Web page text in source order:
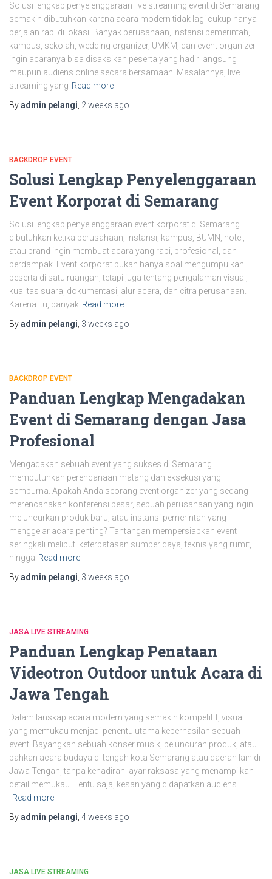
Solusi lengkap penyelenggaraan live streaming event di Semarang
semakin dibutuhkan karena acara modern tidak lagi cukup hanya
berjalan rapi di lokasi. Banyak perusahaan, instansi pemerintah,
kampus, sekolah, wedding organizer, UMKM, dan event organizer
ingin acaranya bisa disaksikan peserta yang hadir langsung
maupun audiens online secara bersamaan. Masalahnya, live
streaming yang Read more
Byadmin pelangi 2 weeks ago
BACKDROP EVENT
Solusi Lengkap Penyelenggaraan
Event Korporat di Semarang
Solusi lengkap penyelenggaraan event korporat di Semarang
dibutuhkan ketika perusahaan, instansi, kampus, BUMN, hotel,
atau brand ingin membuat acara yang rapi, profesional, dan
berdampak. Event korporat bukan hanya soal mengumpulkan
peserta di satu ruangan, tetapi juga tentang pengalaman visual,
kualitas suara, dokumentasi, alur acara, dan citra perusahaan.
Karena itu, banyak Read more
Byadmin pelangi 3 weeks ago
BACKDROP EVENT
Panduan Lengkap Mengadakan
Event di Semarang dengan Jasa
Profesional
Mengadakan sebuah event yang sukses di Semarang
membutuhkan perencanaan matang dan eksekusi yang
sempurna. Apakah Anda seorang event organizer yang sedang
merencanakan konferensi besar, sebuah perusahaan yang ingin
meluncurkan produk baru, atau instansi pemerintah yang
menggelar acara penting? Tantangan mempersiapkan event
seringkali meliputi keterbatasan sumber daya, teknis yang rumit,
hingga Read more
Byadmin pelangi 3 weeks ago
JASA LIVE STREAMING
Panduan Lengkap Penataan
Videotron Outdoor untuk Acara di
Jawa Tengah
Dalam lanskap acara modern yang semakin kompetitif, visual
yang memukau menjadi penentu utama keberhasilan sebuah
event. Bayangkan sebuah konser musik, peluncuran produk, atau
bahkan acara budaya di tengah kota Semarang atau daerah lain di
Jawa Tengah, tanpa kehadiran layar raksasa yang menampilkan
detail memukau. Tentu saja, kesan yang didapatkan audiens
Read more
Byadmin pelangi 4 weeks ago
JASA LIVE STREAMING